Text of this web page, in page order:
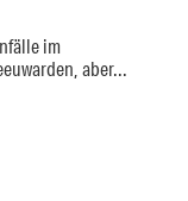
im
aber...